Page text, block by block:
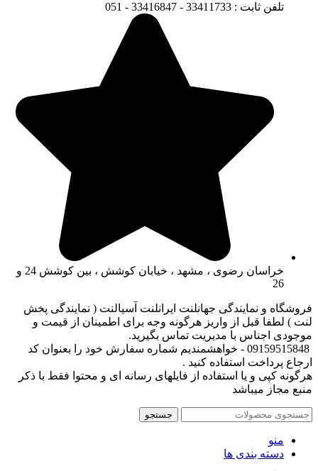
تلفن ثابت : 33411733 - 33416847 - 051
خراسان رضوی ، مشهد ، خیابان کوشش ، بین کوشش 24 و
26
فروشگاه و نمایندگی جهانلنت ایرانلنت آسیالنت ( نمایندگی پخش
لنت ) لطفا قبل از واریز هرگونه وجه برای اطمینان از قیمت و
موجودی اجناس با مدیریت تماس بگیرید.
09159515848 - خواهشمندیم شماره سفارش خود را بعنوان کد
ارجاع پرداخت استفاده کنید .
هرگونه کپی و یا استفاده از فایلهای رسانه ای و محتوا فقط با ذکر
منبع مجاز میباشد
جستجو
منو
دسته بندی ها